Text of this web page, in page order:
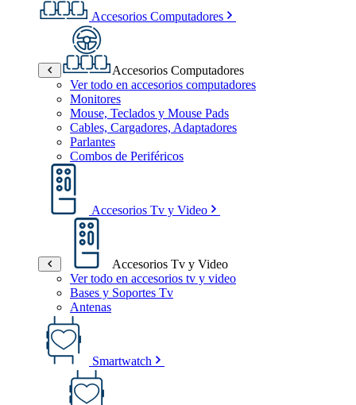
Accesorios Computadores
Accesorios Computadores
Ver todo en accesorios computadores
Monitores
Mouse, Teclados y Mouse Pads
Cables, Cargadores, Adaptadores
Parlantes
Combos de Periféricos
Accesorios Tv y Video
Accesorios Tv y Video
Ver todo en accesorios tv y video
Bases y Soportes Tv
Antenas
Smartwatch